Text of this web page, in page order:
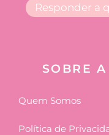
Responder a
SOBRE
Quem Somos
Política de